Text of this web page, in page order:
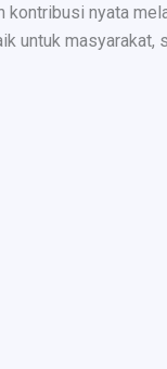
nyata
untuk masyarakat,